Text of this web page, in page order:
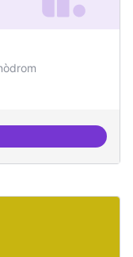
alternatius